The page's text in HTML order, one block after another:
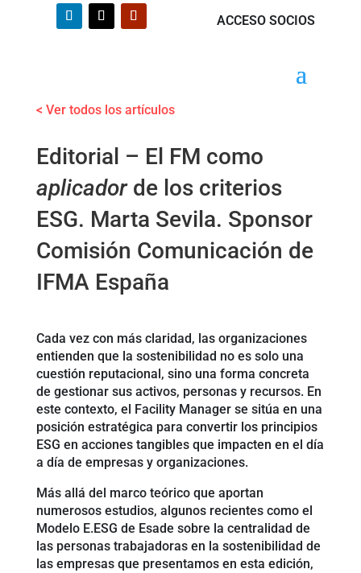
ACCESO SOCIOS
< Ver todos los artículos
Editorial – El FM como
aplicadorde los criterios
ESG. Marta Sevila. Sponsor
Comisión Comunicación de
IFMA España
Cada vez con más claridad, las organizaciones
entienden que la sostenibilidad no es solo una
cuestión reputacional, sino una forma concreta
de gestionar sus activos, personas y recursos. En
este contexto, el Facility Manager se sitúa en una
posición estratégica para convertir los principios
ESG en acciones tangibles que impacten en el día
a día de empresas y organizaciones.
Más allá del marco teórico que aportan
numerosos estudios, algunos recientes como el
Modelo E.ESG de Esade sobre la centralidad de
las personas trabajadoras en la sostenibilidad de
las empresas que presentamos en esta edición,